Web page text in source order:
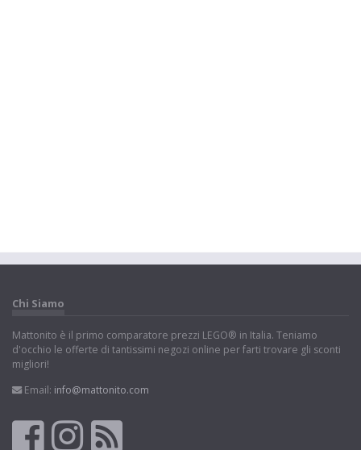
Chi Siamo
Mattonito è il primo comparatore prezzi LEGO® in Italia. Teniamo
d'occhio le offerte di tantissimi negozi online per farti trovare gli sconti
migliori!
Email: info@mattonito.com